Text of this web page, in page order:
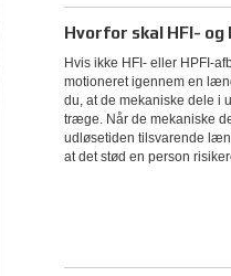
Hvorfor skal HFI-
Hvis ikke HFI- eller HPFI-
motioneret igennem en
du, at de mekaniske dele i
træge. Når de mekaniske
udløsetiden tilsvarende
at det stød en person